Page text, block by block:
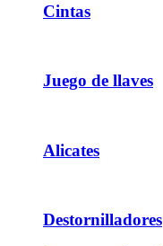
Cintas
Juego de llaves
Alicates
Destornilladores